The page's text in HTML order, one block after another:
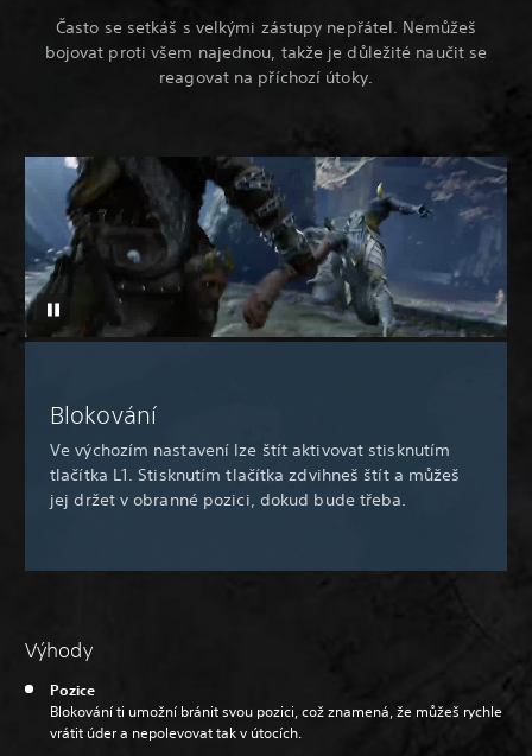
Často se setkáš s velkými zástupy nepřátel. Nemůžeš
bojovat proti všem najednou, takže je důležité naučit se
reagovat na příchozí útoky.
Blokování
Ve výchozím nastavení lze štít aktivovat stisknutím
tlačítka L1. Stisknutím tlačítka zdvihneš štít a můžeš
jej držet v obranné pozici, dokud bude třeba.
Výhody
Pozice
Blokování ti umožní bránit svou pozici, což znamená, že můžeš rychle
vrátit úder a nepolevovat tak v útocích.